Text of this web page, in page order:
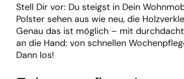
Stell Dir vor: Du steigst in Dein
Polster sehen aus wie neu, die
Genau das ist möglich – mit
an die Hand: von schnellen
Dann los!